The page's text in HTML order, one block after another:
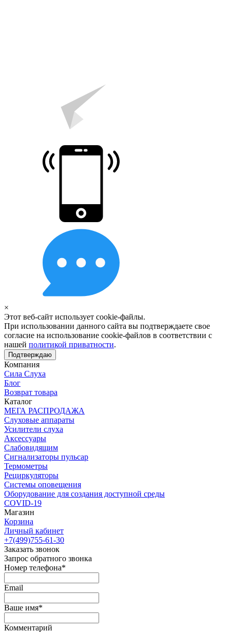
×
Этот веб-сайт использует cookie-файлы.
При использовании данного сайта вы подтверждаете свое
согласие на использование cookie-файлов в соответствии с
нашей политикой приватности.
Подтверждаю
Компания
Сила Слуха
Блог
Возврат товара
Каталог
МЕГА РАСПРОДАЖА
Слуховые аппараты
Усилители слуха
Аксессуары
Слабовидящим
Сигнализаторы пульсар
Термометры
Рециркуляторы
Cистемы оповещения
Оборудование для создания доступной среды
COVID-19
Магазин
Корзина
Личный кабинет
+7(499)755-61-30
Заказать звонок
Запрос обратного звонка
Номер телефона*
Email
Ваше имя*
Комментарий